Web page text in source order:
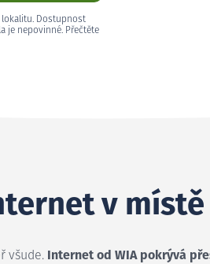
lokalitu. Dostupnost
je nepovinné. Přečtěte
v místě
všude.
Internet od WIA pokrývá